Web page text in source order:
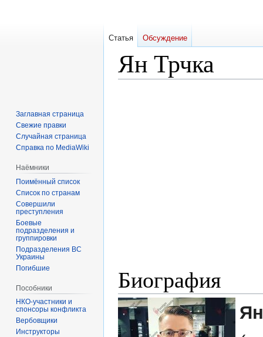
Ян Трчка
Биография
Статья Обсуждение
Заглавная страница
Свежие правки
Случайная страница
Справка по MediaWiki
Наёмники
Поимённый список
Список по странам
Совершили
преступления
Боевые
подразделения и
группировки
Подразделения ВС
Украины
Погибшие
Пособники
спонсоры конфликта
‏‎Вербовщики
Инструкторы